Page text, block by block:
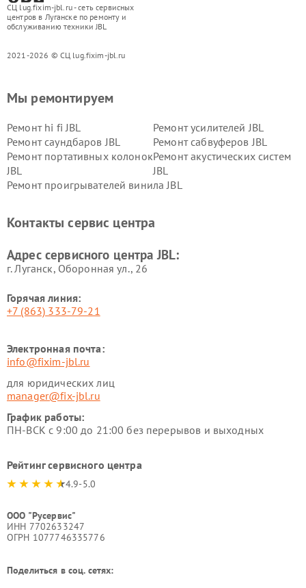
СЦ lug.fixim-jbl.ru - сеть сервисных
центров в Луганске по ремонту и
обслуживанию техники JBL
2021-2026 © СЦ lug.fixim-jbl.ru
Мы ремонтируем
Ремонт hi fi JBL
Ремонт усилителей JBL
Ремонт саундбаров JBL
Ремонт сабвуферов JBL
Ремонт портативных колонок
JBL
Ремонт акустических систем
JBL
Ремонт проигрывателей винила JBL
Контакты сервис центра
Адрес сервисного центра JBL:
г. Луганск, Оборонная ул., 26
Горячая линия:
+7 (863) 333-79-21
Электронная почта:
info@fixim-jbl.ru
для юридических лиц
manager@fix-jbl.ru
График работы:
ПН-ВСК с 9:00 до 21:00 без перерывов и выходных
Рейтинг сервисного центра
4.9-5.0
ООО "Русервис"
ИНН 7702633247
ОГРН 1077746335776
Поделиться в соц. сетях: